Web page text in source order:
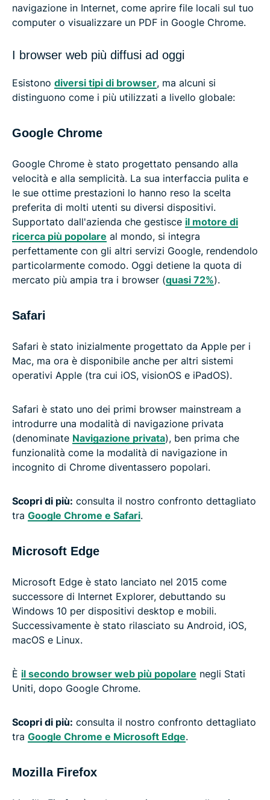
navigazione in Internet, come aprire file locali sul tuo
computer o visualizzare un PDF in Google Chrome.
I browser web più diffusi ad oggi
Esistono diversi tipi di browser, ma alcuni si
distinguono come i più utilizzati a livello globale:
Google Chrome
Google Chrome è stato progettato pensando alla
velocità e alla semplicità. La sua interfaccia pulita e
le sue ottime prestazioni lo hanno reso la scelta
preferita di molti utenti su diversi dispositivi.
Supportato dall'azienda che gestisce il motore di
ricerca più popolare al mondo, si integra
perfettamente con gli altri servizi Google, rendendolo
particolarmente comodo. Oggi detiene la quota di
mercato più ampia tra i browser (quasi 72%).
Safari
Safari è stato inizialmente progettato da Apple per i
Mac, ma ora è disponibile anche per altri sistemi
operativi Apple (tra cui iOS, visionOS e iPadOS).
Safari è stato uno dei primi browser mainstream a
introdurre una modalità di navigazione privata
(denominate Navigazione privata), ben prima che
funzionalità come la modalità di navigazione in
incognito di Chrome diventassero popolari.
Scopri di più: consulta il nostro confronto dettagliato
tra Google Chrome e Safari.
Microsoft Edge
Microsoft Edge è stato lanciato nel 2015 come
successore di Internet Explorer, debuttando su
Windows 10 per dispositivi desktop e mobili.
Successivamente è stato rilasciato su Android, iOS,
macOS e Linux.
È il secondo browser web più popolare negli Stati
Uniti, dopo Google Chrome.
Scopri di più: consulta il nostro confronto dettagliato
tra Google Chrome e Microsoft Edge.
Mozilla Firefox